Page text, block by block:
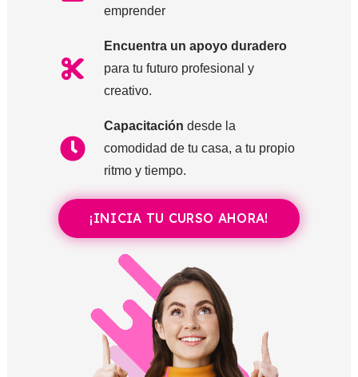
emprender
Encuentra un apoyo duradero
para tu futuro profesional y
creativo.
Capacitación desde la
comodidad de tu casa, a tu propio
ritmo y tiempo.
¡INICIA TU CURSO AHORA!